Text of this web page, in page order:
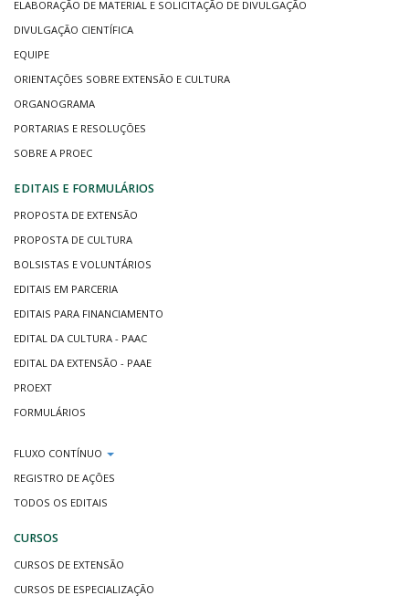
ELABORAÇÃO DE MATERIAL E SOLICITAÇÃO DE DIVULGAÇÃO
DIVULGAÇÃO CIENTÍFICA
EQUIPE
ORIENTAÇÕES SOBRE EXTENSÃO E CULTURA
ORGANOGRAMA
PORTARIAS E RESOLUÇÕES
SOBRE A PROEC
EDITAIS E FORMULÁRIOS
PROPOSTA DE EXTENSÃO
PROPOSTA DE CULTURA
BOLSISTAS E VOLUNTÁRIOS
EDITAIS EM PARCERIA
EDITAIS PARA FINANCIAMENTO
EDITAL DA CULTURA - PAAC
EDITAL DA EXTENSÃO - PAAE
PROEXT
FORMULÁRIOS
FLUXO CONTÍNUO
REGISTRO DE AÇÕES
TODOS OS EDITAIS
CURSOS
CURSOS DE EXTENSÃO
CURSOS DE ESPECIALIZAÇÃO